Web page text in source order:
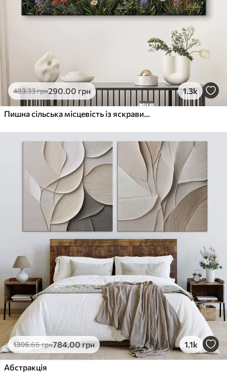
483.33грн290.00 грн 1.3k
Пишна сільська місцевість із яскравим лугом диких квітів, наповненим різнокольоровими квітами під хмарним небом
1306.66грн784.00грн 1.1k
Абстракція